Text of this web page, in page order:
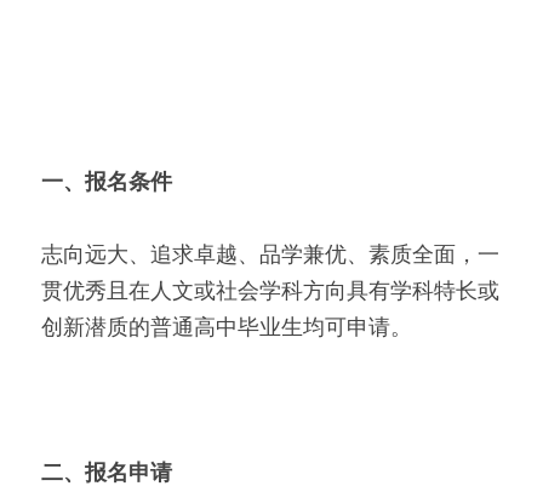
一、报名条件
志向远大、追求卓越、品学兼优、素质全面，一
贯优秀且在人文或社会学科方向具有学科特长或
创新潜质的普通高中毕业生均可申请。
二、报名申请